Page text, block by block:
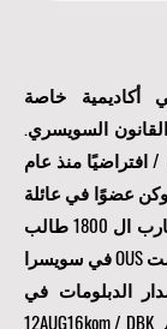
أكاديمية خاصة